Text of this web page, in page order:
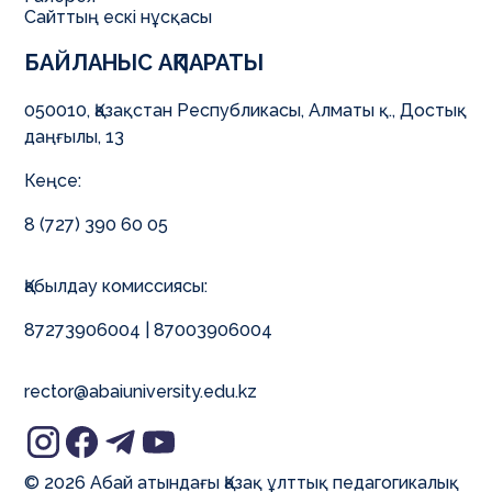
БАЙЛАНЫС АҚПАРАТЫ
050010, Қазақстан Республикасы, Алматы қ., Достық
даңғылы, 13
Кеңсе:
8 (727) 390 60 05
Қабылдау комиссиясы:
87273906004 | 87003906004
rector@abaiuniversity.edu.kz
© 2026 Абай атындағы Қазақ ұлттық педагогикалық
Сайттың ескі нұсқасы